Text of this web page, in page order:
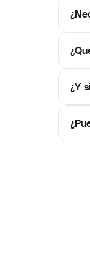
¿Y